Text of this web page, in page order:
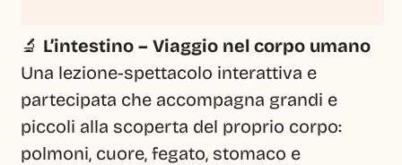
🔬 L’intestino – Viaggio nel corpo umano
Una lezione-spettacolo interattiva e
partecipata che accompagna grandi e
piccoli alla scoperta del proprio corpo:
polmoni, cuore, fegato, stomaco e